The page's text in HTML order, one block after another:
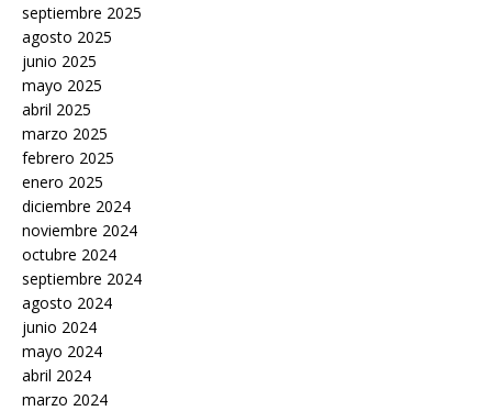
septiembre 2025
agosto 2025
junio 2025
mayo 2025
abril 2025
marzo 2025
febrero 2025
enero 2025
diciembre 2024
noviembre 2024
octubre 2024
septiembre 2024
agosto 2024
junio 2024
mayo 2024
abril 2024
marzo 2024